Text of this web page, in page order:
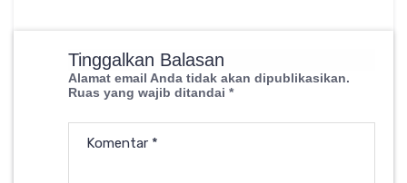
Tinggalkan Balasan
Alamat email Anda tidak akan dipublikasikan.
Ruas yang wajib ditandai *
Komentar *